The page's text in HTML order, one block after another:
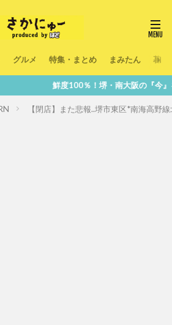
グルメ 特集・まとめ まみたん 暮ら
度100％！堺・南大阪の『今』をあなたのスマ
【閉店】また悲報..堺市東区*南海高野